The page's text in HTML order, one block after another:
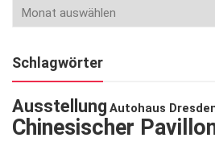
Schlagwörter
Ausstellung Autohaus
Chinesischer